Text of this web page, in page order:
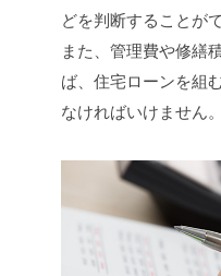
どを判断することが
また、管理費や修繕
ば、住宅ローンを組
なければいけません。